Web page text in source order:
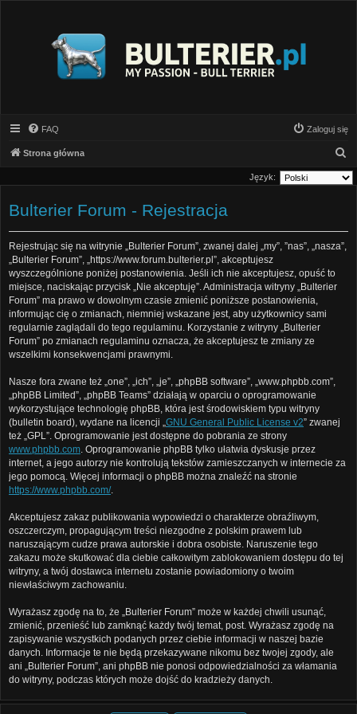
FAQ Zaloguj się
Strona główna
z
Język:
Bulterier Forum - Rejestracja
Rejestrując się na witrynie „Bulterier Forum”, zwanej dalej „my”, ”nas”, „nasza”,
„Bulterier Forum”, „https://www.forum.bulterier.pl”, akceptujesz
wyszczególnione poniżej postanowienia. Jeśli ich nie akceptujesz, opuść to
miejsce, naciskając przycisk „Nie akceptuję”. Administracja witryny „Bulterier
Forum” ma prawo w dowolnym czasie zmienić poniższe postanowienia,
informując cię o zmianach, niemniej wskazane jest, aby użytkownicy sami
regularnie zaglądali do tego regulaminu. Korzystanie z witryny „Bulterier
Forum” po zmianach regulaminu oznacza, że akceptujesz te zmiany ze
wszelkimi konsekwencjami prawnymi.
Nasze fora zwane też „one”, „ich”, „je”, „phpBB software”, „www.phpbb.com”,
„phpBB Limited”, „phpBB Teams” działają w oparciu o oprogramowanie
wykorzystujące technologię phpBB, która jest środowiskiem typu witryny
(bulletin board), wydane na licencji „GNU General Public License v2” zwanej
też „GPL”. Oprogramowanie jest dostępne do pobrania ze strony
www.phpbb.com. Oprogramowanie phpBB tylko ułatwia dyskusje przez
internet, a jego autorzy nie kontrolują tekstów zamieszczanych w internecie za
jego pomocą. Więcej informacji o phpBB można znaleźć na stronie
https://www.phpbb.com/.
Akceptujesz zakaz publikowania wypowiedzi o charakterze obraźliwym,
oszczerczym, propagującym treści niezgodne z polskim prawem lub
naruszającym cudze prawa autorskie i dobra osobiste. Naruszenie tego
zakazu może skutkować dla ciebie całkowitym zablokowaniem dostępu do tej
witryny, a twój dostawca internetu zostanie powiadomiony o twoim
niewłaściwym zachowaniu.
Wyrażasz zgodę na to, że „Bulterier Forum” może w każdej chwili usunąć,
zmienić, przenieść lub zamknąć każdy twój temat, post. Wyrażasz zgodę na
zapisywanie wszystkich podanych przez ciebie informacji w naszej bazie
danych. Informacje te nie będą przekazywane nikomu bez twojej zgody, ale
ani „Bulterier Forum”, ani phpBB nie ponosi odpowiedzialności za włamania
do witryny, podczas których może dojść do kradzieży danych.